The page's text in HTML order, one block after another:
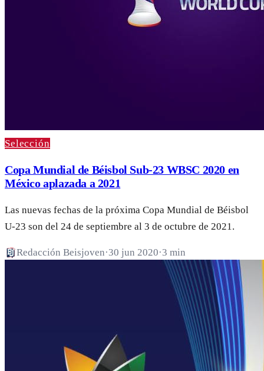
Selección
Copa Mundial de Béisbol Sub-23 WBSC 2020 en
México aplazada a 2021
Las nuevas fechas de la próxima Copa Mundial de Béisbol
U-23 son del 24 de septiembre al 3 de octubre de 2021.
Redacción Beisjoven·30 jun 2020·3 min